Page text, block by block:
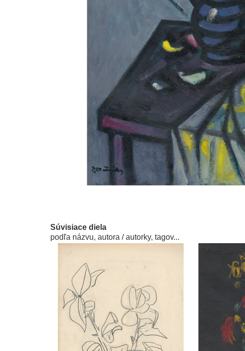
Súvisiace diela
podľa názvu, autora / autorky, tagov...